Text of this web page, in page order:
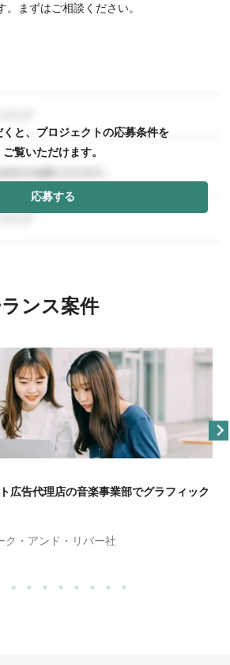
まずはご相談ください。
くと、プロジェクトの応募条件を
ご覧いただけます。
応募する
ンス案件
広告代理店の音楽事業部でグラフィック
ク・アンド・リバー社